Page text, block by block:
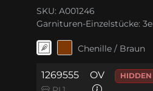
SKU: A001246
Garnituren-Einzelstücke:
Chenille / Braun
1269555 OV HIDDEN